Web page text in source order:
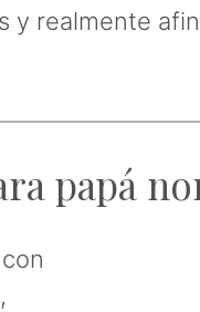
y realmente
papá